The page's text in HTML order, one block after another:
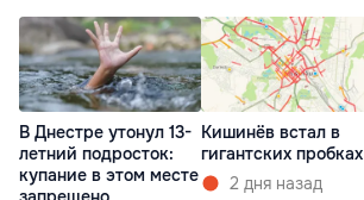
В Днестре утонул 13-
летний подросток:
купание в этом месте
Кишинёв встал в
гигантских пробках
2 дня назад